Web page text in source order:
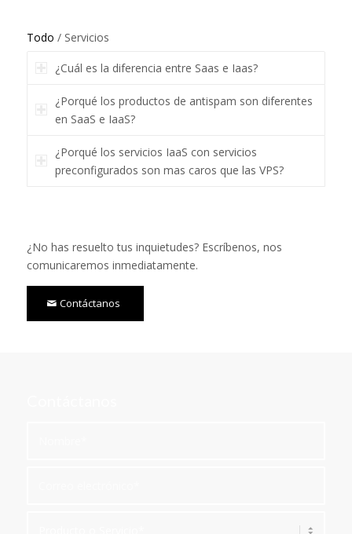
Todo / Servicios
¿Cuál es la diferencia entre Saas e Iaas?
¿Porqué los productos de antispam son diferentes
en SaaS e IaaS?
¿Porqué los servicios IaaS con servicios
preconfigurados son mas caros que las VPS?
¿No has resuelto tus inquietudes? Escríbenos, nos
comunicaremos inmediatamente.
Contáctanos